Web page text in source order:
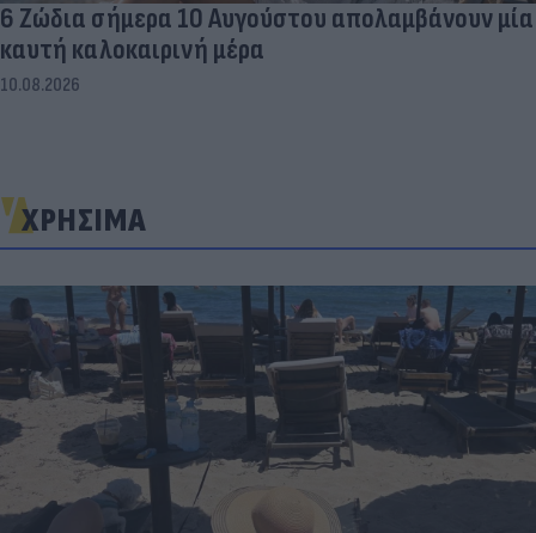
6 Ζώδια σήμερα 10 Αυγούστου απολαμβάνουν μία
καυτή καλοκαιρινή μέρα
10.08.2026
ΧΡΗΣΙΜΑ